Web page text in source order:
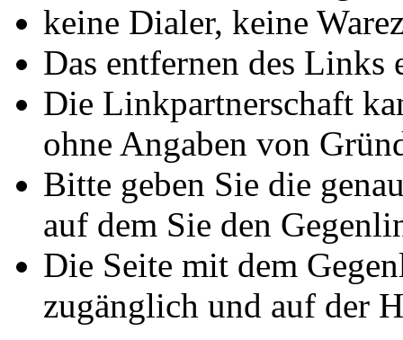
keine Dialer, keine
Das entfernen des Links
Die Linkpartnerschaft
ohne Angaben von
Bitte geben Sie die
auf dem Sie den
Die Seite mit dem
zugänglich und auf der